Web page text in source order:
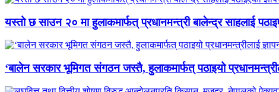
यस्तो छ साउन २० मा हुलाकमार्फत् प्रधानमन्त्री बालेन्द्र साहलाई
‘बालेन सरकार भूमिगत संगठन जस्तै, हुलाकमार्फत् पठाइयो